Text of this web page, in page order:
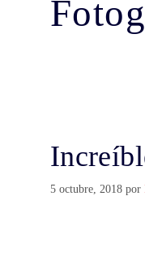
5 octubre, 2018 por